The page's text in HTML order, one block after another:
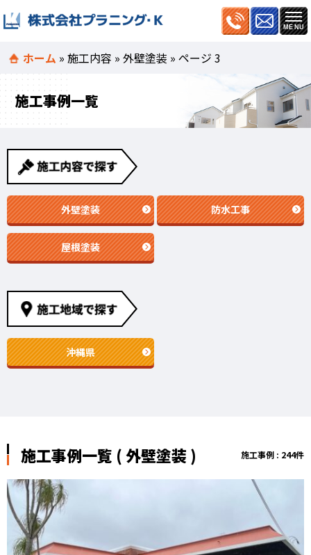
ホーム »施工内容 »外壁塗装 »ページ 3
施工事例一覧
外壁塗装 防水工事
屋根塗装
沖縄県
施工事例一覧 ( 外壁塗装 ) 施工事例 : 244件